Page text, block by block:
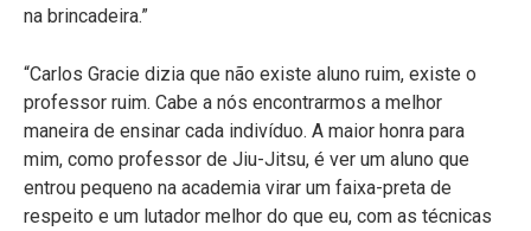
na brincadeira.”
“Carlos Gracie dizia que não existe aluno ruim, existe o
professor ruim. Cabe a nós encontrarmos a melhor
maneira de ensinar cada indivíduo. A maior honra para
mim, como professor de Jiu-Jitsu, é ver um aluno que
entrou pequeno na academia virar um faixa-preta de
respeito e um lutador melhor do que eu, com as técnicas